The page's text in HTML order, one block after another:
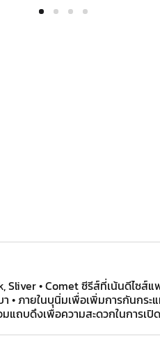
Sliver • Comet ซีรีส์ที่เน้นดีไซส์
• ภายในบุนิ่มเพื่อเพิ่มการกันก
ถบดึงเพื่อความสะดวกในการเปิ